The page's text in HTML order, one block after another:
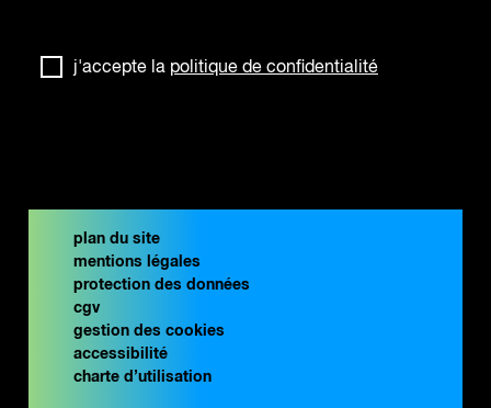
j'accepte la politique de confidentialité
plan du site
mentions légales
protection des données
cgv
gestion des cookies
accessibilité
charte d’utilisation